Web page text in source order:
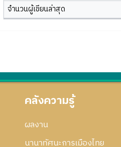
จำนวนผู้เขียนล่าสุด
คลังความรู้
ผลงาน
นานาทัศนะการเมืองไทย